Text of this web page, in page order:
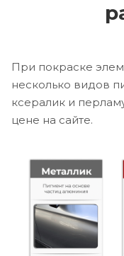
При покраске
несколько видов
ксералик и
цене на сайте.